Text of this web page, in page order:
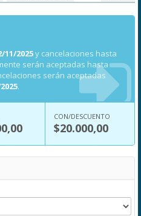
11/2025y cancelaciones hasta
serán aceptadas hasta
serán aceptadas
.
CON/DESCUENTO
$20.000,00